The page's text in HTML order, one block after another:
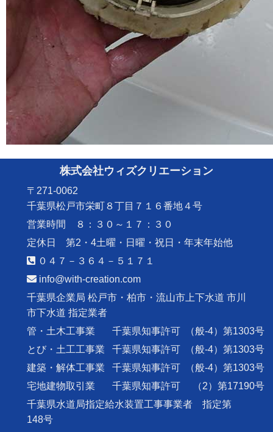
株式会社ウィズクリエーション
〒271-0062
千葉県松戸市栄町８丁目７１６番地４号
営業時間 ８：３０～１７：３０
定休日 第2・4土曜・日曜・祝日・年末年始他
０４７－３６４－５１７１
info@with-creation.com
千葉県企業局 松戸市・柏市・流山市上下水道 市川
市下水道 指定業者
管・土木工事業
千葉県知事許可
（般-4）第1303号
とび・土工工事業
千葉県知事許可
（般-4）第1303号
建築・解体工事業
千葉県知事許可
（般-4）第1303号
宅地建物取引業
千葉県知事許可
（2）第17190号
千葉県水道局指定給水装置工事事業者 指定第
148号